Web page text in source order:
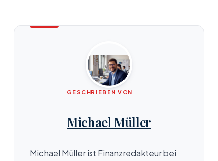
GESCHRIEBEN VON
Michael Müller
Michael Müller ist Finanzredakteur bei